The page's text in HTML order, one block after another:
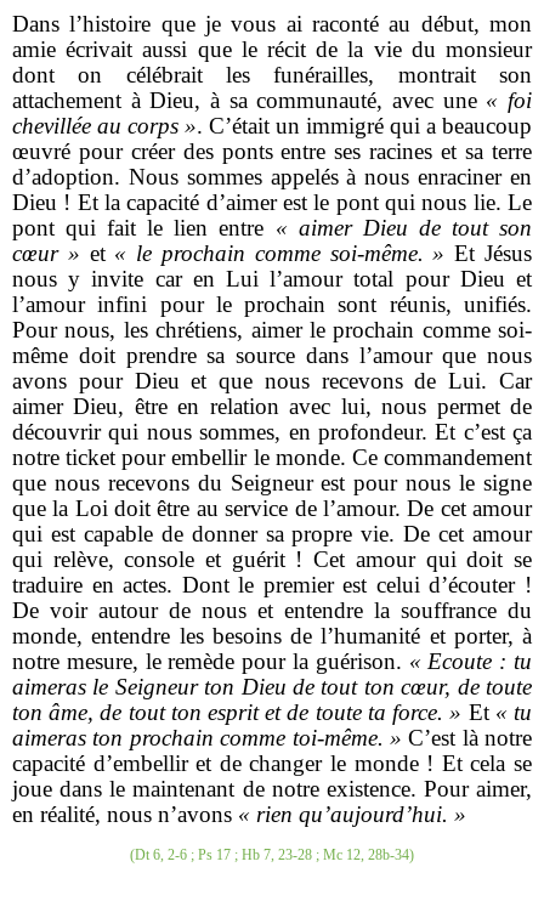
Dans l’histoire que je vous ai raconté au début, mon
amie écrivait aussi que le récit de la vie du monsieur
dont on célébrait les funérailles, montrait son
attachement à Dieu, à sa communauté, avec une « foi
chevillée au corps ». C’était un immigré qui a beaucoup
œuvré pour créer des ponts entre ses racines et sa terre
d’adoption. Nous sommes appelés à nous enraciner en
Dieu ! Et la capacité d’aimer est le pont qui nous lie. Le
pont qui fait le lien entre « aimer Dieu de tout son
cœur » et « le prochain comme soi-même. » Et Jésus
nous y invite car en Lui l’amour total pour Dieu et
l’amour infini pour le prochain sont réunis, unifiés.
Pour nous, les chrétiens, aimer le prochain comme soi-
même doit prendre sa source dans l’amour que nous
avons pour Dieu et que nous recevons de Lui. Car
aimer Dieu, être en relation avec lui, nous permet de
découvrir qui nous sommes, en profondeur. Et c’est ça
notre ticket pour embellir le monde. Ce commandement
que nous recevons du Seigneur est pour nous le signe
que la Loi doit être au service de l’amour. De cet amour
qui est capable de donner sa propre vie. De cet amour
qui relève, console et guérit ! Cet amour qui doit se
traduire en actes. Dont le premier est celui d’écouter !
De voir autour de nous et entendre la souffrance du
monde, entendre les besoins de l’humanité et porter, à
notre mesure, le remède pour la guérison. « Ecoute : tu
aimeras le Seigneur ton Dieu de tout ton cœur, de toute
ton âme, de tout ton esprit et de toute ta force. » Et« tu
aimeras ton prochain comme toi-même. » C’est là notre
capacité d’embellir et de changer le monde ! Et cela se
joue dans le maintenant de notre existence. Pour aimer,
en réalité, nous n’avons « rien qu’aujourd’hui. »
(Dt 6, 2-6 ; Ps 17 ; Hb 7, 23-28 ; Mc 12, 28b-34)